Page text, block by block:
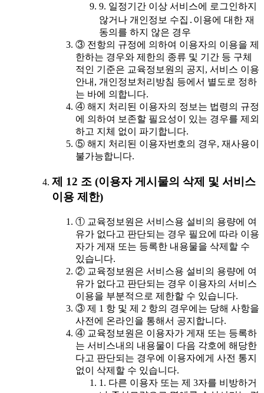
9. 일정기간 이상 서비스에 로그인하지
않거나 개인정보 수집․이용에 대한 재
동의를 하지 않은 경우
③ 전항의 규정에 의하여 이용자의 이용을 제
한하는 경우와 제한의 종류 및 기간 등 구체
적인 기준은 교육정보원의 공지, 서비스 이용
안내, 개인정보처리방침 등에서 별도로 정하
는 바에 의합니다.
④ 해지 처리된 이용자의 정보는 법령의 규정
에 의하여 보존할 필요성이 있는 경우를 제외
하고 지체 없이 파기합니다.
⑤ 해지 처리된 이용자번호의 경우, 재사용이
불가능합니다.
제 12 조 (이용자 게시물의 삭제 및 서비스
이용 제한)
① 교육정보원은 서비스용 설비의 용량에 여
유가 없다고 판단되는 경우 필요에 따라 이용
자가 게재 또는 등록한 내용물을 삭제할 수
있습니다.
② 교육정보원은 서비스용 설비의 용량에 여
유가 없다고 판단되는 경우 이용자의 서비스
이용을 부분적으로 제한할 수 있습니다.
③ 제 1 항 및 제 2 항의 경우에는 당해 사항을
사전에 온라인을 통해서 공지합니다.
④ 교육정보원은 이용자가 게재 또는 등록하
는 서비스내의 내용물이 다음 각호에 해당한
다고 판단되는 경우에 이용자에게 사전 통지
없이 삭제할 수 있습니다.
1. 다른 이용자 또는 제 3자를 비방하거